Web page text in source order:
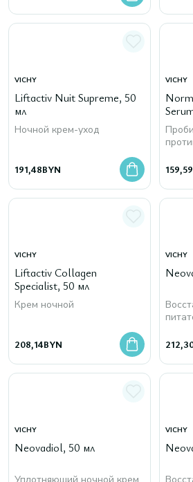
VICHY
Liftactiv Nuit Supreme, 50
мл
Ночной крем-уход
191,48BYN
VICHY
159,59
VICHY
Liftactiv Collagen
Specialist, 50 мл
Крем ночной
208,14BYN
VICHY
VICHY
Neovadiol, 50 мл
VICHY